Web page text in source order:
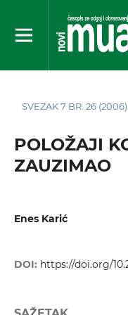
SVEZAK 7 BR. 26
POLOŽAJI
ZAUZIMAO
Enes Karić
DOI: https://doi.org/